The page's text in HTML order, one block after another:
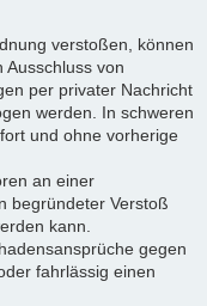
verstoßen, können
Ausschluss von
per privater Nachricht
werden. In schweren
und ohne vorherige
an einer
begründeter Verstoß
kann.
gegen
fahrlässig einen